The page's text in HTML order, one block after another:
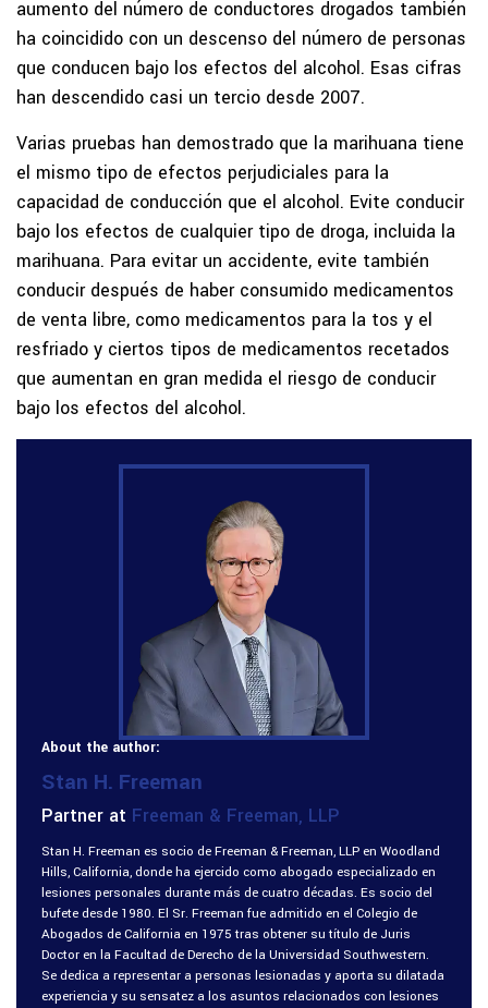
aumento del número de conductores drogados también
ha coincidido con un descenso del número de personas
que conducen bajo los efectos del alcohol. Esas cifras
han descendido casi un tercio desde 2007.
Varias pruebas han demostrado que la marihuana tiene
el mismo tipo de efectos perjudiciales para la
capacidad de conducción que el alcohol. Evite conducir
bajo los efectos de cualquier tipo de droga, incluida la
marihuana. Para evitar un accidente, evite también
conducir después de haber consumido medicamentos
de venta libre, como medicamentos para la tos y el
resfriado y ciertos tipos de medicamentos recetados
que aumentan en gran medida el riesgo de conducir
bajo los efectos del alcohol.
About the author:
Stan H. Freeman
Partner at Freeman & Freeman, LLP
Stan H. Freeman es socio de Freeman & Freeman, LLP en Woodland
Hills, California, donde ha ejercido como abogado especializado en
lesiones personales durante más de cuatro décadas. Es socio del
bufete desde 1980. El Sr. Freeman fue admitido en el Colegio de
Abogados de California en 1975 tras obtener su título de Juris
Doctor en la Facultad de Derecho de la Universidad Southwestern.
Se dedica a representar a personas lesionadas y aporta su dilatada
experiencia y su sensatez a los asuntos relacionados con lesiones